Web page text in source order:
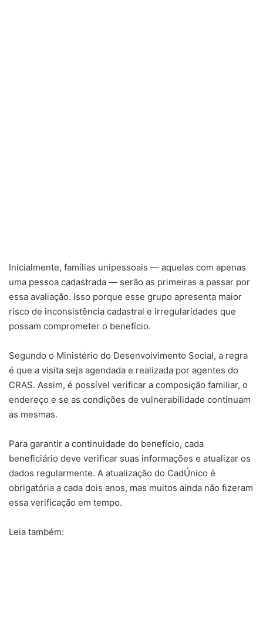
Inicialmente, famílias unipessoais — aquelas com apenas
uma pessoa cadastrada — serão as primeiras a passar por
essa avaliação. Isso porque esse grupo apresenta maior
risco de inconsistência cadastral e irregularidades que
possam comprometer o benefício.
Segundo o Ministério do Desenvolvimento Social, a regra
é que a visita seja agendada e realizada por agentes do
CRAS. Assim, é possível verificar a composição familiar, o
endereço e se as condições de vulnerabilidade continuam
as mesmas.
Para garantir a continuidade do benefício, cada
beneficiário deve verificar suas informações e atualizar os
dados regularmente. A atualização do CadÚnico é
obrigatória a cada dois anos, mas muitos ainda não fizeram
essa verificação em tempo.
Leia também: